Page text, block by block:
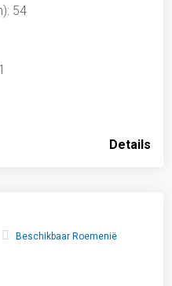
54
Details
Beschikbaar Roemenië